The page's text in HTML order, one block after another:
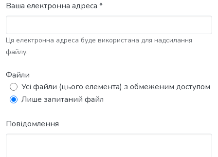
Ваша електронна адреса *
Ця електронна адреса буде використана для надсилання
файлу.
Файли
Усі файли (цього елемента) з обмеженим доступом
Лише запитаний файл
Повідомлення